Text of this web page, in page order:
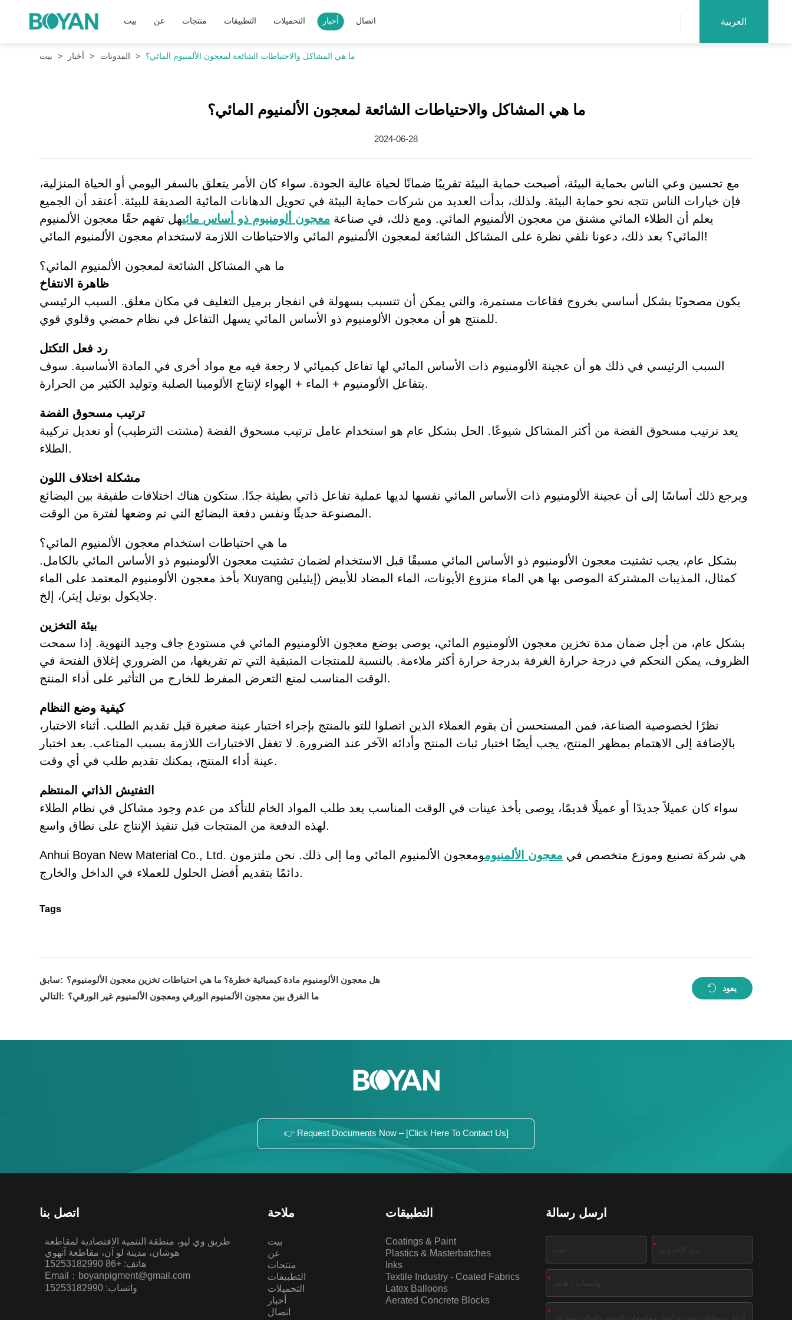
بيت عن منتجات التطبيقات التحميلات أخبار اتصال العربية
بيت أخبار المدونات ما هي المشاكل والاحتياطات الشائعة لمعجون الألمنيوم المائي؟
ما هي المشاكل والاحتياطات الشائعة لمعجون الألمنيوم المائي؟
2024-06-28
مع تحسين وعي الناس بحماية البيئة، أصبحت حماية البيئة تقريبًا ضمانًا لحياة عالية الجودة. سواء كان الأمر يتعلق بالسفر اليومي أو الحياة المنزلية،
فإن خيارات الناس تتجه نحو حماية البيئة. ولذلك، بدأت العديد من شركات حماية البيئة في تحويل الدهانات المائية الصديقة للبيئة. أعتقد أن الجميع
يعلم أن الطلاء المائي مشتق من معجون الألمنيوم المائي. ومع ذلك، في صناعة معجون ألومنيوم ذو أساس مائيهل تفهم حقًا معجون الألمنيوم
المائي؟ بعد ذلك، دعونا نلقي نظرة على المشاكل الشائعة لمعجون الألمنيوم المائي والاحتياطات اللازمة لاستخدام معجون الألمنيوم المائي!
ما هي المشاكل الشائعة لمعجون الألمنيوم المائي؟
ظاهرة الانتفاخ
يكون مصحوبًا بشكل أساسي بخروج فقاعات مستمرة، والتي يمكن أن تتسبب بسهولة في انفجار برميل التغليف في مكان مغلق. السبب الرئيسي
للمنتج هو أن معجون الألومنيوم ذو الأساس المائي يسهل التفاعل في نظام حمضي وقلوي قوي.
رد فعل التكتل
السبب الرئيسي في ذلك هو أن عجينة الألومنيوم ذات الأساس المائي لها تفاعل كيميائي لا رجعة فيه مع مواد أخرى في المادة الأساسية. سوف
يتفاعل الألومنيوم + الماء + الهواء لإنتاج الألومينا الصلبة وتوليد الكثير من الحرارة.
ترتيب مسحوق الفضة
يعد ترتيب مسحوق الفضة من أكثر المشاكل شيوعًا. الحل بشكل عام هو استخدام عامل ترتيب مسحوق الفضة (مشتت الترطيب) أو تعديل تركيبة
الطلاء.
مشكلة اختلاف اللون
ويرجع ذلك أساسًا إلى أن عجينة الألومنيوم ذات الأساس المائي نفسها لديها عملية تفاعل ذاتي بطيئة جدًا. ستكون هناك اختلافات طفيفة بين البضائع
المصنوعة حديثًا ونفس دفعة البضائع التي تم وضعها لفترة من الوقت.
ما هي احتياطات استخدام معجون الألمنيوم المائي؟
بشكل عام، يجب تشتيت معجون الألومنيوم ذو الأساس المائي مسبقًا قبل الاستخدام لضمان تشتيت معجون الألومنيوم ذو الأساس المائي بالكامل.
بأخذ معجون الألومنيوم المعتمد على الماء Xuyang كمثال، المذيبات المشتركة الموصى بها هي الماء منزوع الأيونات، الماء المضاد للأبيض (إيثيلين
جلايكول بوتيل إيثر)، إلخ.
بيئة التخزين
بشكل عام، من أجل ضمان مدة تخزين معجون الألومنيوم المائي، يوصى بوضع معجون الألومنيوم المائي في مستودع جاف وجيد التهوية. إذا سمحت
الظروف، يمكن التحكم في درجة حرارة الغرفة بدرجة حرارة أكثر ملاءمة. بالنسبة للمنتجات المتبقية التي تم تفريغها، من الضروري إغلاق الفتحة في
الوقت المناسب لمنع التعرض المفرط للخارج من التأثير على أداء المنتج.
كيفية وضع النظام
نظرًا لخصوصية الصناعة، فمن المستحسن أن يقوم العملاء الذين اتصلوا للتو بالمنتج بإجراء اختبار عينة صغيرة قبل تقديم الطلب. أثناء الاختبار،
بالإضافة إلى الاهتمام بمظهر المنتج، يجب أيضًا اختبار ثبات المنتج وأدائه الآخر عند الضرورة. لا تغفل الاختبارات اللازمة بسبب المتاعب. بعد اختبار
عينة أداء المنتج، يمكنك تقديم طلب في أي وقت.
التفتيش الذاتي المنتظم
سواء كان عميلاً جديدًا أو عميلًا قديمًا، يوصى بأخذ عينات في الوقت المناسب بعد طلب المواد الخام للتأكد من عدم وجود مشاكل في نظام الطلاء
لهذه الدفعة من المنتجات قبل تنفيذ الإنتاج على نطاق واسع.
Anhui Boyan New Material Co., Ltd. هي شركة تصنيع وموزع متخصص في معجون الألمنيومومعجون الألمنيوم المائي وما إلى ذلك. نحن ملتزمون
دائمًا بتقديم أفضل الحلول للعملاء في الداخل والخارج.
Tags
سابق: هل معجون الألومنيوم مادة كيميائية خطرة؟ ما هي احتياطات تخزين معجون الألومنيوم؟
التالي: ما الفرق بين معجون الألمنيوم الورقي ومعجون الألمنيوم غير الورقي؟
يعود
👉 Request Documents Now – [Click Here To Contact Us]
اتصل بنا
طريق وي ليو، منطقة التنمية الاقتصادية لمقاطعة
هوشان، مدينة لو آن، مقاطعة آنهوي
هاتف: +86 15253182990
Email：boyanpigment@gmail.com
واتساب: 15253182990
ملاحة
بيت
عن
منتجات
التطبيقات
التحميلات
أخبار
اتصال
التطبيقات
Coatings & Paint
Plastics & Masterbatches
Inks
Textile Industry - Coated Fabrics
Latex Balloons
Aerated Concrete Blocks
ارسل رسالة
*
*
*